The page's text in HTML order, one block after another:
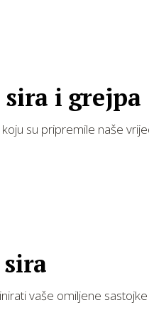
i grejpa
su pripremile naše
vaše omiljene sastojke